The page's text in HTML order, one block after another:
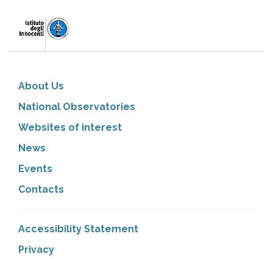
About Us
National Observatories
Websites of interest
News
Events
Contacts
Accessibility Statement
Privacy